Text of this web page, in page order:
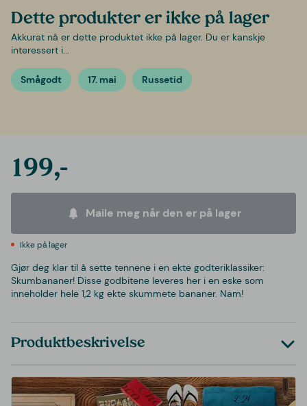
Dette produkter er ikke på lager
Akkurat nå er dette produktet ikke på lager. Du er kanskje
interessert i...
Smågodt 17. mai Russetid
199,-
Maile meg når den er på lager
Ikke på lager
Gjør deg klar til å sette tennene i en ekte godteriklassiker:
Skumbananer! Disse godbitene leveres her i en eske som
inneholder hele 1,2 kg ekte skummete bananer. Nam!
Produktbeskrivelse